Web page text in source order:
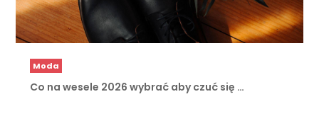
Moda
Co na wesele 2026 wybrać aby czuć się …